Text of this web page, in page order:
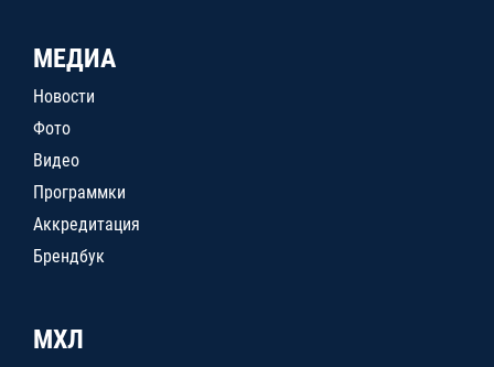
МЕДИА
Новости
Фото
Видео
Программки
Аккредитация
Брендбук
МХЛ